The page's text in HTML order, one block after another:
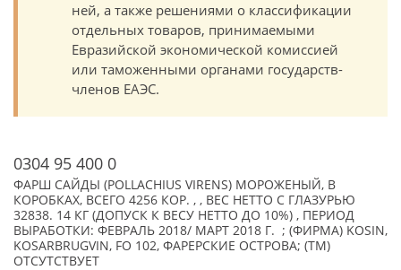
ней, а также решениями о классификации
отдельных товаров, принимаемыми
Евразийской экономической комиссией
или таможенными органами государств-
членов ЕАЭС.
0304 95 400 0
ФАРШ САЙДЫ (POLLACHIUS VIRENS) МОРОЖЕНЫЙ, В
КОРОБКАХ, ВСЕГО 4256 КОР. , , ВЕС НЕТТО С ГЛАЗУРЬЮ
32838. 14 КГ (ДОПУСК К ВЕСУ НЕТТО ДО 10%) , ПЕРИОД
ВЫРАБОТКИ: ФЕВРАЛЬ 2018/ МАРТ 2018 Г. ; (ФИРМА) KOSIN,
KOSARBRUGVIN, FO 102, ФАРЕРСКИЕ ОСТРОВА; (TM)
ОТСУТСТВУЕТ